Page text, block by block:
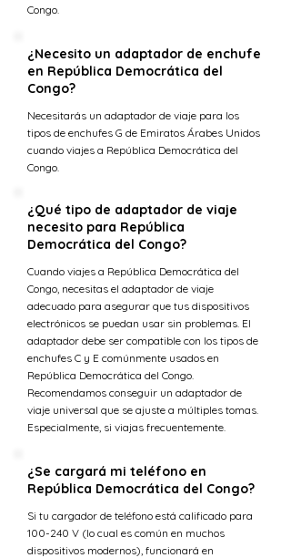
Congo.
¿Necesito un adaptador de enchufe
en República Democrática del
Congo?
Necesitarás un adaptador de viaje para los
tipos de enchufes G de Emiratos Árabes Unidos
cuando viajes a República Democrática del
Congo.
¿Qué tipo de adaptador de viaje
necesito para República
Democrática del Congo?
Cuando viajes a República Democrática del
Congo, necesitas el adaptador de viaje
adecuado para asegurar que tus dispositivos
electrónicos se puedan usar sin problemas. El
adaptador debe ser compatible con los tipos de
enchufes C y E comúnmente usados en
República Democrática del Congo.
Recomendamos conseguir un adaptador de
viaje universal que se ajuste a múltiples tomas.
Especialmente, si viajas frecuentemente.
¿Se cargará mi teléfono en
República Democrática del Congo?
Si tu cargador de teléfono está calificado para
100-240 V (lo cual es común en muchos
dispositivos modernos), funcionará en